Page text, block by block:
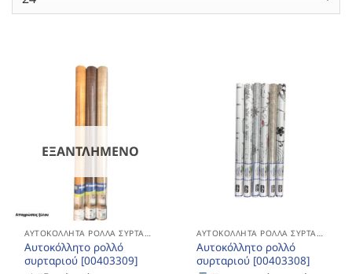
ΕΞΑΝΤΛΗΜΈΝΟ
ΑΥΤΟΚΌΛΛΗΤΑ ΡΟΛΛΆ ΣΥΡΤΑΡΙΏΝ
Αυτοκόλλητο ρολλό
συρταριού [00403309]
ΑΥΤΟΚΌΛΛΗΤΑ ΡΟΛΛΆ ΣΥΡΤΑΡΙΏΝ
Αυτοκόλλητο ρολλό
συρταριού [00403308]